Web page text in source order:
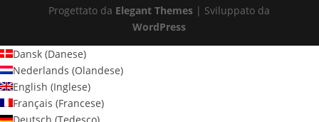
Progettato da Elegant Themes | Sviluppato da
WordPress
Dansk (Danese)
Nederlands (Olandese)
English (Inglese)
Français (Francese)